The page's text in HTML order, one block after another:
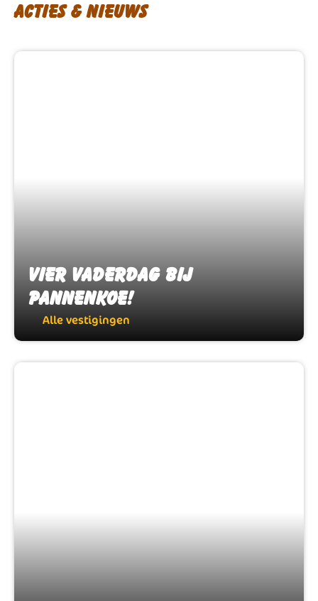
Acties & nieuws
Vier Vaderdag bij
Pannenkoe!
Alle vestigingen
Vier Vaderdag bij
Pannenkoe!
Alle vestigingen